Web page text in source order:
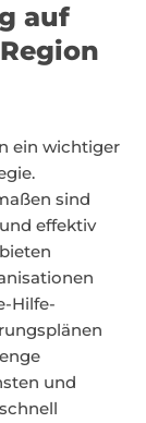
auf
ein wichtiger
sind
effektiv
Hilfe-
und